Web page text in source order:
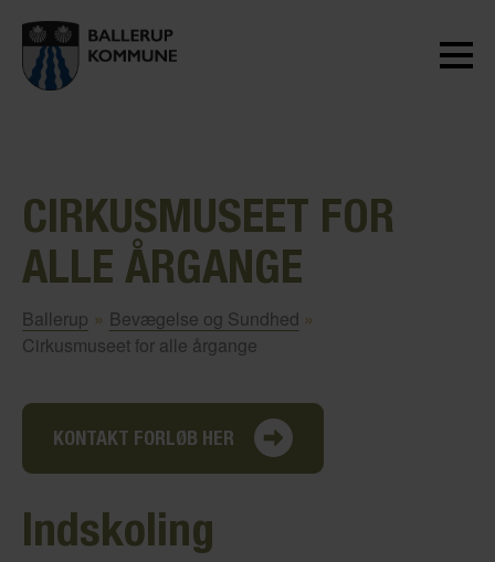
CIRKUSMUSEET FOR
ALLE ÅRGANGE
Ballerup » Bevægelse og Sundhed »
Cirkusmuseet for alle årgange
KONTAKT FORLØB HER
Indskoling